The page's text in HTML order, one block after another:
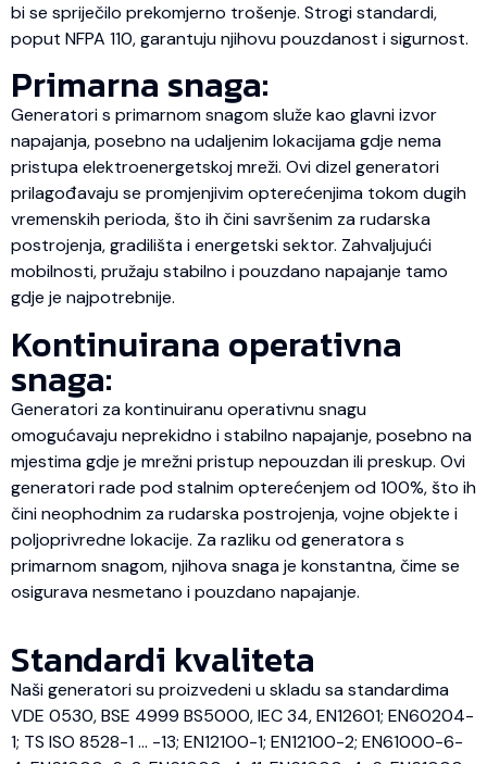
bi se spriječilo prekomjerno trošenje. Strogi standardi,
poput NFPA 110, garantuju njihovu pouzdanost i sigurnost.
Primarna snaga:
Generatori s primarnom snagom služe kao glavni izvor
napajanja, posebno na udaljenim lokacijama gdje nema
pristupa elektroenergetskoj mreži. Ovi dizel generatori
prilagođavaju se promjenjivim opterećenjima tokom dugih
vremenskih perioda, što ih čini savršenim za rudarska
postrojenja, gradilišta i energetski sektor. Zahvaljujući
mobilnosti, pružaju stabilno i pouzdano napajanje tamo
gdje je najpotrebnije.
Kontinuirana operativna
snaga:
Generatori za kontinuiranu operativnu snagu
omogućavaju neprekidno i stabilno napajanje, posebno na
mjestima gdje je mrežni pristup nepouzdan ili preskup. Ovi
generatori rade pod stalnim opterećenjem od 100%, što ih
čini neophodnim za rudarska postrojenja, vojne objekte i
poljoprivredne lokacije. Za razliku od generatora s
primarnom snagom, njihova snaga je konstantna, čime se
osigurava nesmetano i pouzdano napajanje.
Standardi kvaliteta
Naši generatori su proizvedeni u skladu sa standardima
VDE 0530, BSE 4999 BS5000, IEC 34, EN12601; EN60204-
1; TS ISO 8528-1 … -13; EN12100-1; EN12100-2; EN61000-6-